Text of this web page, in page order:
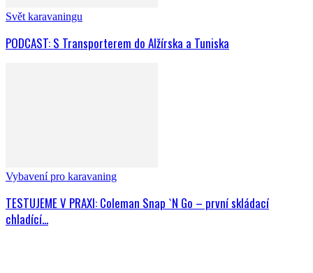
Svět karavaningu
PODCAST: S Transporterem do Alžírska a Tuniska
Vybavení pro karavaning
TESTUJEME V PRAXI: Coleman Snap `N Go – první skládací
chladící...